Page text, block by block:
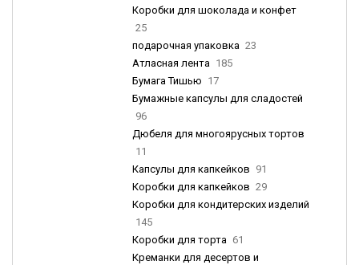
Коробки для шоколада и конфет
25
подарочная упаковка 23
Атласная лента 185
Бумага Тишью 17
Бумажные капсулы для сладостей
96
Дюбеля для многоярусных тортов
11
Капсулы для капкейков 91
Коробки для капкейков 29
Коробки для кондитерских изделий
145
Коробки для торта 61
Креманки для десертов и